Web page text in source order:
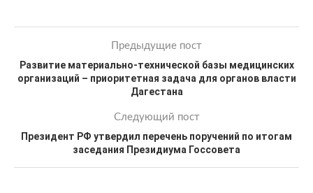
Предыдущие пост
Развитие материально-технической базы медицинских
организаций – приоритетная задача для органов власти
Дагестана
Следующий пост
Президент РФ утвердил перечень поручений по итогам
заседания Президиума Госсовета